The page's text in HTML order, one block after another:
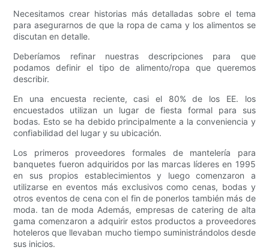
Necesitamos crear historias más detalladas sobre el tema
para asegurarnos de que la ropa de cama y los alimentos se
discutan en detalle.
Deberíamos refinar nuestras descripciones para que
podamos definir el tipo de alimento/ropa que queremos
describir.
En una encuesta reciente, casi el 80% de los EE. los
encuestados utilizan un lugar de fiesta formal para sus
bodas. Esto se ha debido principalmente a la conveniencia y
confiabilidad del lugar y su ubicación.
Los primeros proveedores formales de mantelería para
banquetes fueron adquiridos por las marcas líderes en 1995
en sus propios establecimientos y luego comenzaron a
utilizarse en eventos más exclusivos como cenas, bodas y
otros eventos de cena con el fin de ponerlos también más de
moda. tan de moda Además, empresas de catering de alta
gama comenzaron a adquirir estos productos a proveedores
hoteleros que llevaban mucho tiempo suministrándolos desde
sus inicios.